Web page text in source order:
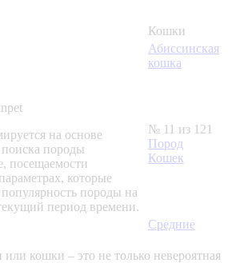
Кошки
Абиссинская
кошка
на основе
породы
посещаемости
которые
породы на
период времени.
№ 11 из 121
Пород
Кошек
Средние
или кошки – это не только невероятная